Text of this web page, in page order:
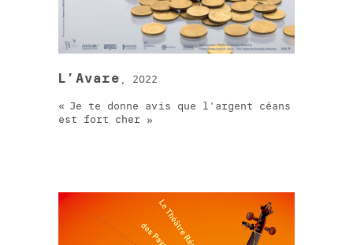
L’Avare , 2022
Je te donne avis que l'argent céans
est fort cher